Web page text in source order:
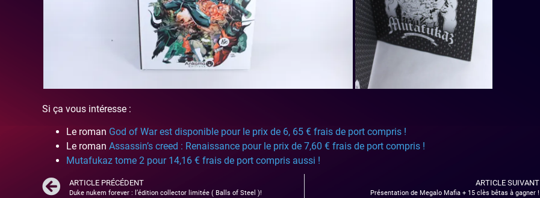
Si ça vous intéresse :
Le roman God of War est disponible pour le prix de 6, 65 € frais de port compris !
Le roman Assassin’s creed : Renaissance pour le prix de 7,60 € frais de port compris !
Mutafukaz tome 2 pour 14,16 € frais de port compris aussi !
ARTICLE PRÉCÉDENT
Duke nukem forever : l’édition collector limitée ( Balls of Steel )!
ARTICLE SUIVANT
Présentation de Megalo Mafia + 15 clès bêtas à gagner !